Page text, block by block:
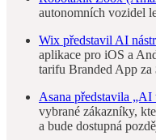
autonomních vozidel
Wix představil AI
aplikace pro iOS a
tarifu Branded App za
Asana představila „AI
vybrané zákazníky,
a bude dostupná